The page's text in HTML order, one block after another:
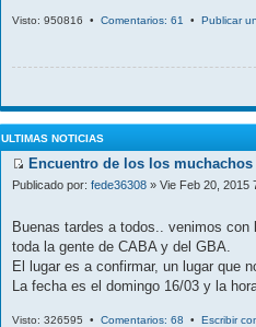
Visto: 950816 • Comentarios: 61 • Publicar
ULTIMAS NOTICIAS
Encuentro de los los
Publicado por: fede36308 » Vie Feb 20, 2015
Buenas tardes a todos.. venimos
toda la gente de CABA y del GBA.
El lugar es a confirmar, un lugar que
La fecha es el domingo 16/03 y la
Visto: 326595 • Comentarios: 68 • Escribir